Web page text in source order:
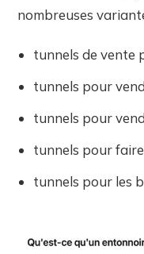
nombreuses
tunnels de vente
tunnels pour
tunnels pour
tunnels pour
tunnels pour les